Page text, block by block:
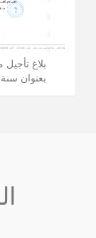
بلاغ تأجيل
بعنوان سنة 2025